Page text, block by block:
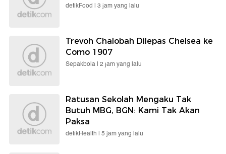
detikFood | 3 jam yang lalu
Trevoh Chalobah Dilepas Chelsea ke
Como 1907
Sepakbola | 2 jam yang lalu
Ratusan Sekolah Mengaku Tak
Butuh MBG, BGN: Kami Tak Akan
Paksa
detikHealth | 5 jam yang lalu